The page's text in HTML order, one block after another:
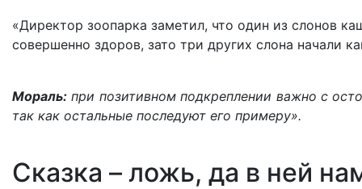
«Директор зоопарка заметил, что один из слонов
совершенно здоров, зато три других слона начали
Мораль: при позитивном подкреплении важно с
так как остальные последуют его примеру».
Сказка – ложь, да в ней